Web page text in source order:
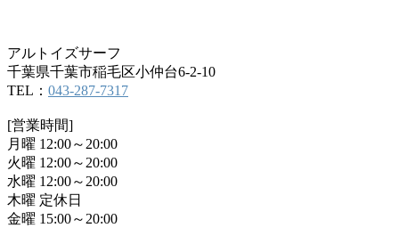
アルトイズサーフ
千葉県千葉市稲毛区小仲台6-2-10
TEL： 043-287-7317
[営業時間]
月曜 12:00～20:00
火曜 12:00～20:00
水曜 12:00～20:00
木曜 定休日
金曜 15:00～20:00